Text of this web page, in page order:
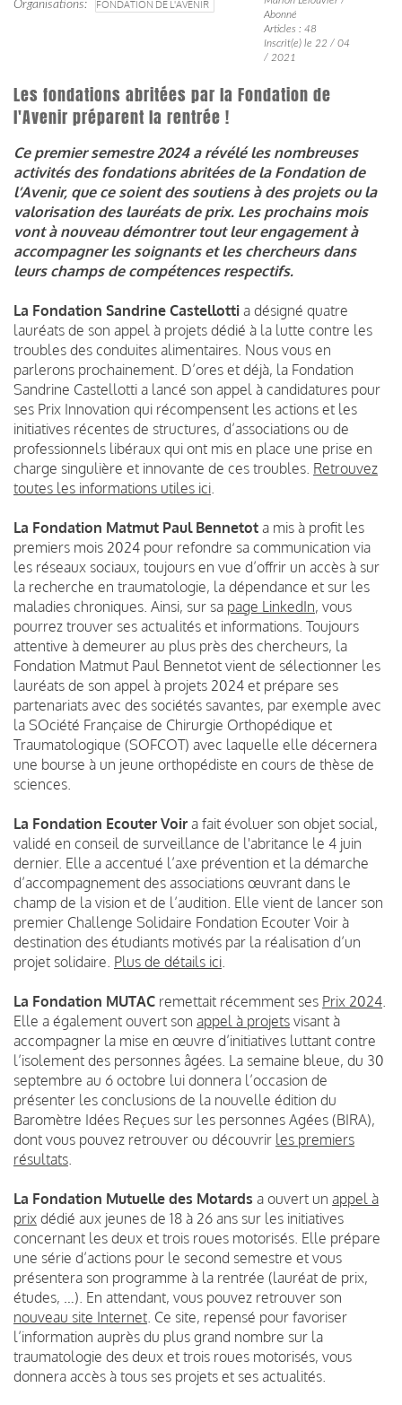
Organisations FONDATION DE L'AVENIR
Abonné
Articles : 48
Inscrit(e) le 22 / 04
/ 2021
Les fondations abritées par la Fondation de
l'Avenir préparent la rentrée !
Ce premier semestre 2024 a révélé les nombreuses
activités des fondations abritées de la Fondation de
l’Avenir, que ce soient des soutiens à des projets ou la
valorisation des lauréats de prix. Les prochains mois
vont à nouveau démontrer tout leur engagement à
accompagner les soignants et les chercheurs dans
leurs champs de compétences respectifs.
La Fondation Sandrine Castellotti a désigné quatre
lauréats de son appel à projets dédié à la lutte contre les
troubles des conduites alimentaires. Nous vous en
parlerons prochainement. D’ores et déjà, la Fondation
Sandrine Castellotti a lancé son appel à candidatures pour
ses Prix Innovation qui récompensent les actions et les
initiatives récentes de structures, d’associations ou de
professionnels libéraux qui ont mis en place une prise en
charge singulière et innovante de ces troubles. Retrouvez
toutes les informations utiles ici
La Fondation Matmut Paul Bennetot a mis à profit les
premiers mois 2024 pour refondre sa communication via
les réseaux sociaux, toujours en vue d’offrir un accès à sur
la recherche en traumatologie, la dépendance et sur les
maladies chroniques. Ainsi, sur sa page LinkedIn, vous
pourrez trouver ses actualités et informations. Toujours
attentive à demeurer au plus près des chercheurs, la
Fondation Matmut Paul Bennetot vient de sélectionner les
lauréats de son appel à projets 2024 et prépare ses
partenariats avec des sociétés savantes, par exemple avec
la SOciété Française de Chirurgie Orthopédique et
Traumatologique (SOFCOT) avec laquelle elle décernera
une bourse à un jeune orthopédiste en cours de thèse de
sciences.
La Fondation Ecouter Voir a fait évoluer son objet social,
validé en conseil de surveillance de l'abritance le 4 juin
dernier. Elle a accentué l’axe prévention et la démarche
d’accompagnement des associations œuvrant dans le
champ de la vision et de l’audition. Elle vient de lancer son
premier Challenge Solidaire Fondation Ecouter Voir à
destination des étudiants motivés par la réalisation d’un
projet solidaire. Plus de détails ici
La Fondation MUTAC remettait récemment ses Prix 2024
Elle a également ouvert son appel à projets visant à
accompagner la mise en œuvre d’initiatives luttant contre
l’isolement des personnes âgées. La semaine bleue, du 30
septembre au 6 octobre lui donnera l’occasion de
présenter les conclusions de la nouvelle édition du
Baromètre Idées Reçues sur les personnes Agées (BIRA),
dont vous pouvez retrouver ou découvrir les premiers
résultats
La Fondation Mutuelle des Motards a ouvert un appel à
prix dédié aux jeunes de 18 à 26 ans sur les initiatives
concernant les deux et trois roues motorisés. Elle prépare
une série d’actions pour le second semestre et vous
présentera son programme à la rentrée (lauréat de prix,
études, …). En attendant, vous pouvez retrouver son
nouveau site Internet . Ce site, repensé pour favoriser
l’information auprès du plus grand nombre sur la
traumatologie des deux et trois roues motorisés, vous
donnera accès à tous ses projets et ses actualités.